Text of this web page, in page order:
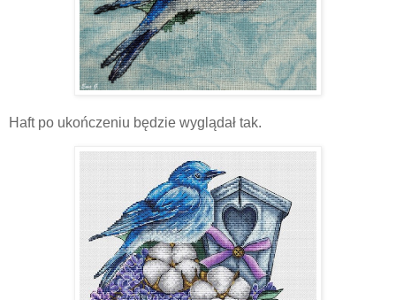
Haft po ukończeniu będzie wyglądał tak.